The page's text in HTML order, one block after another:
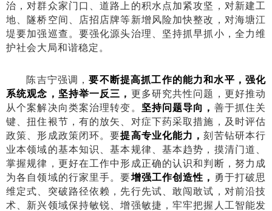
治，对群众家门口、道路上的积水点加紧攻坚，对新建工
地、隧桥空间、店招店牌等新增风险加快整改，对海塘江
堤要加强巡查。要强化源头治理、坚持抓早抓小，全力维
护社会大局和谐稳定。
陈吉宁强调，要不断提高抓工作的能力和水平，强化
系统观念，坚持举一反三， 更多研究共性问题，更好推动
从个案解决向类案治理转变。 坚持问题导向， 善于抓住关
键、扭住裉节，有的放矢、对症下药采取措施，及时评估
政策、形成政策闭环。要提高专业化能力，刻苦钻研本行
业本领域的基本知识、基本规律、基本趋势，摸清门道、
掌握规律，更好在工作中形成正确的认识和判断，努力成
为各自领域的行家里手。要增强工作创造性， 勇于打破思
维定式、突破路径依赖，先行先试、敢闯敢试，对前沿技
术、新兴领域保持敏锐、增强敏捷，牢牢把握人工智能发